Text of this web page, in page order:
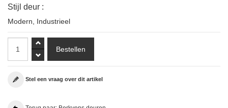
Stijl deur :
Modern Industrieel
Stel een vraag over dit artikel